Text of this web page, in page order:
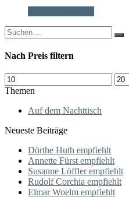
Search
for:
Nach Preis filtern
Min.
Preis
Max.
Themen
Auf dem Nachttisch
Neueste Beiträge
Dörthe Huth empfiehlt
Annette Fürst empfiehlt
Susanne Löffler empfiehlt
Rudolf Corchia empfiehlt
Elmar Woelm empfiehlt